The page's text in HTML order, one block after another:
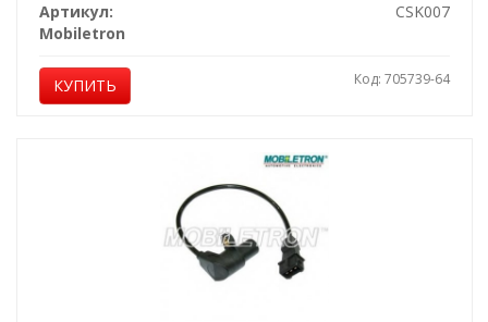
Артикул:
CSK007
Mobiletron
КУПИТЬ Код: 705739-64